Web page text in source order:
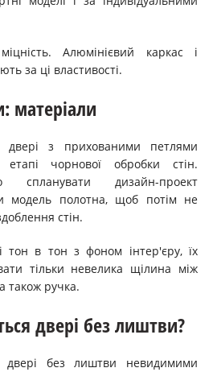
Алюмінієвий каркас і
за ці властивості.
матеріали
з прихованими петлями
чорнової обробки стін.
спланувати дизайн-проект
модель полотна, щоб потім не
стін.
тон в тон з фоном інтер'єру, їх
тільки невелика щілина між
також ручка.
двері без лиштви?
двері без лиштви невидимими